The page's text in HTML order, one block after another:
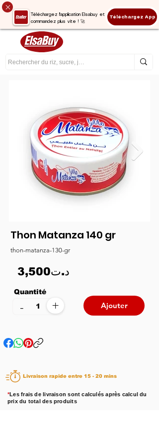
Téléchargez l'application Elsabuy et
commandez plus vite ! 🚀
Téléchargez App
Thon Matanza 140 gr
thon-matanza-130-gr
3,500د.ت
Quantité
+
- Ajouter
Livraison rapide entre 15 - 20 mins
*Les frais de livraison sont calculés après calcul du
prix du total des produits